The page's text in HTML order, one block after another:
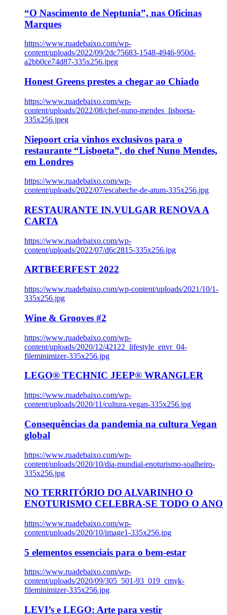
“O Nascimento de Neptunia”, nas Oficinas
Marques
https://www.ruadebaixo.com/wp-
content/uploads/2022/09/2dc75683-1548-4946-950d-
a2bb0ce74d87-335x256.jpeg
Honest Greens prestes a chegar ao Chiado
https://www.ruadebaixo.com/wp-
content/uploads/2022/08/chef-nuno-mendes_lisboeta-
335x256.jpeg
Niepoort cria vinhos exclusivos para o
restaurante “Lisboeta”, do chef Nuno Mendes,
em Londres
https://www.ruadebaixo.com/wp-
content/uploads/2022/07/escabeche-de-atum-335x256.jpg
RESTAURANTE IN.VULGAR RENOVA A
CARTA
https://www.ruadebaixo.com/wp-
content/uploads/2022/07/d6c2815-335x256.jpg
ARTBEERFEST 2022
https://www.ruadebaixo.com/wp-content/uploads/2021/10/1-
335x256.jpg
Wine & Grooves #2
https://www.ruadebaixo.com/wp-
content/uploads/2020/12/42122_lifestyle_envr_04-
fileminimizer-335x256.jpg
LEGO® TECHNIC JEEP® WRANGLER
https://www.ruadebaixo.com/wp-
content/uploads/2020/11/cultura-vegan-335x256.jpg
Consequências da pandemia na cultura Vegan
global
https://www.ruadebaixo.com/wp-
content/uploads/2020/10/dia-mundial-enoturismo-soalheiro-
335x256.jpg
NO TERRITÓRIO DO ALVARINHO O
ENOTURISMO CELEBRA-SE TODO O ANO
https://www.ruadebaixo.com/wp-
content/uploads/2020/10/image1-335x256.jpg
5 elementos essenciais para o bem-estar
https://www.ruadebaixo.com/wp-
content/uploads/2020/09/305_501-93_019_cmyk-
fileminimizer-335x256.jpg
LEVI’s e LEGO: Arte para vestir